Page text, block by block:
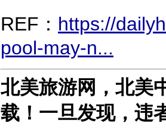
REF： https://
pool-may-n...
北美旅游网，北美
载！一旦发现，违